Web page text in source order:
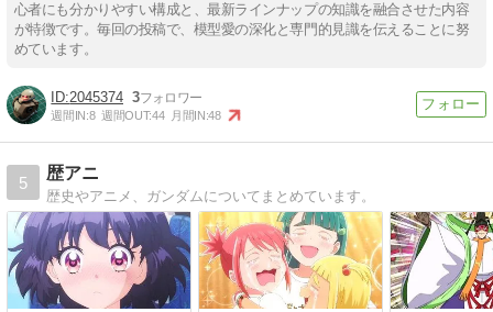
心者にも分かりやすい構成と、最新ラインナップの知識を融合させた内容
が特徴です。毎回の投稿で、模型愛の深化と専門的見識を伝えることに努
めています。
2045374 3
週間IN:8 週間OUT:44 月間IN:48
5
歴アニ
歴史やアニメ、ガンダムについてまとめています。